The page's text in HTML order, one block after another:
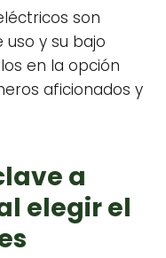
son
y su bajo
en la opción
aficionados y
a
elegir el